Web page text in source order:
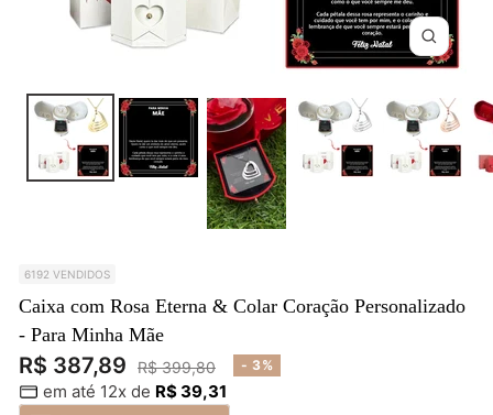
Zoom
6192 VENDIDOS
Caixa com Rosa Eterna & Colar Coração Personalizado
- Para Minha Mãe
Preço
promocional
R$ 387,89
Preço
normal
R$ 399,80 - 3%
em até 12x de R$ 39,31